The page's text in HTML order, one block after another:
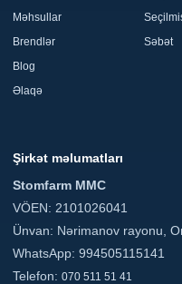
Məhsullar
Brendlər
Blog
Əlaqə
Səbət
Şirkət məlumatları
Stomfarm MMC
VÖEN: 2101026041
Ünvan: Nərimanov rayonu,
WhatsApp: 994505115141
Telefon: 070 511 51 41